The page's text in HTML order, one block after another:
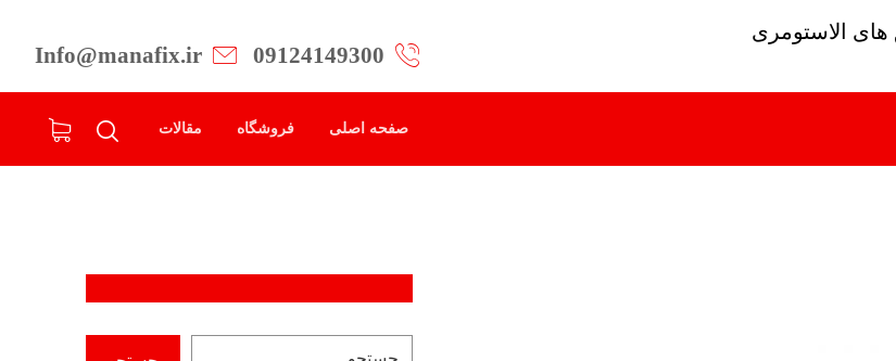
های الاستومری
Info@manafix.ir 09124149300
صفحه اصلی فروشگاه مقالات